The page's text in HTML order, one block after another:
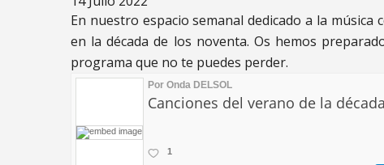
En nuestro espacio semanal dedicado a la
en la década de los noventa. Os hemos
programa que no te puedes perder.